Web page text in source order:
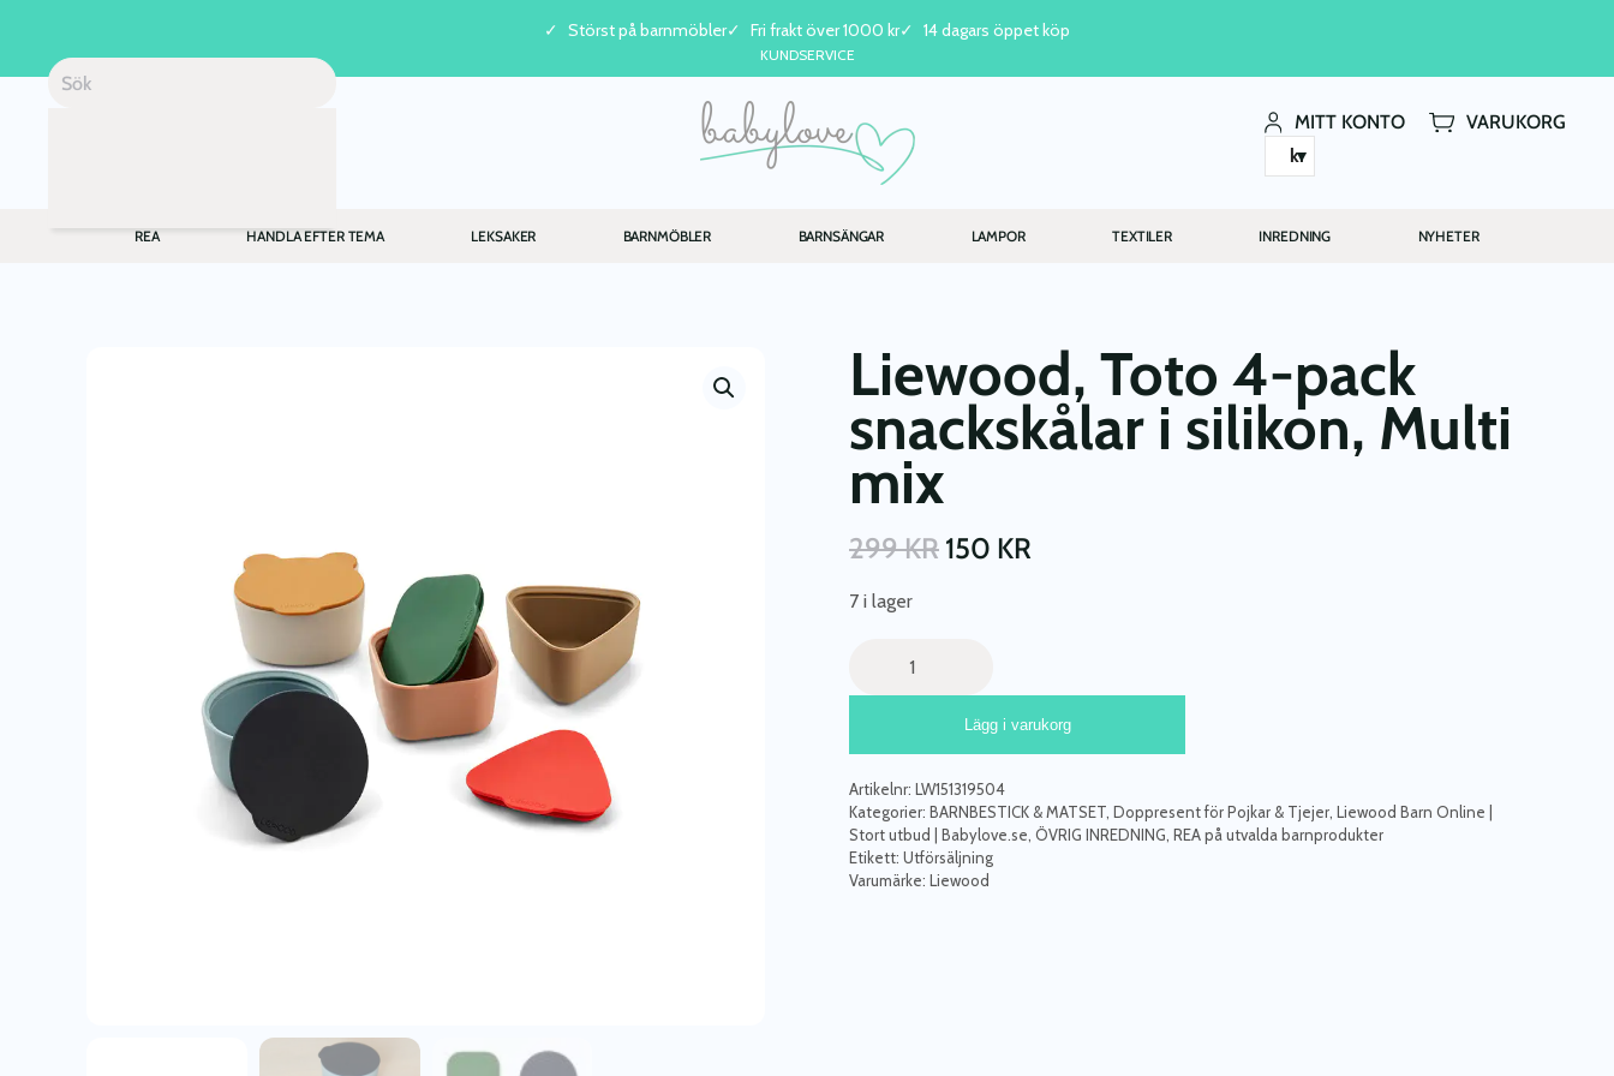
Skip to main content
Störst på barnmöbler Fri frakt över 1000 kr 14 dagars öppet köp
KUNDSERVICE
MITT KONTO
VARUKORG
kr
REA HANDLA EFTER TEMA LEKSAKER BARNMÖBLER BARNSÄNGAR LAMPOR TEXTILER INREDNING NYHETER
Liewood, Toto 4-pack
snackskålar i silikon, Multi
mix
299KR 150 KR
7 i lager
4-
snackskålar
i
silikon,
Multi
mix
mängd
Lägg i varukorg
Artikelnr: LW151319504
Kategorier: BARNBESTICK & MATSET Doppresent för Pojkar & Tjejer Liewood Barn Online |
Stort utbud | Babylove.se ÖVRIG INREDNING REA på utvalda barnprodukter
Etikett: Utförsäljning
Varumärke: Liewood